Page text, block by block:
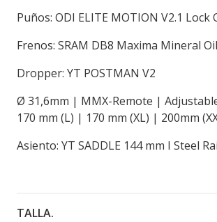
Puños: ODI ELITE MOTION V2.1 Lock
Frenos: SRAM DB8 Maxima Mineral
Dropper: YT POSTMAN V2
Ø 31,6mm | MMX-Remote |
170 mm (L) | 170 mm (XL) | 200mm
Asiento: YT SADDLE 144 mm I Steel
TALLA.